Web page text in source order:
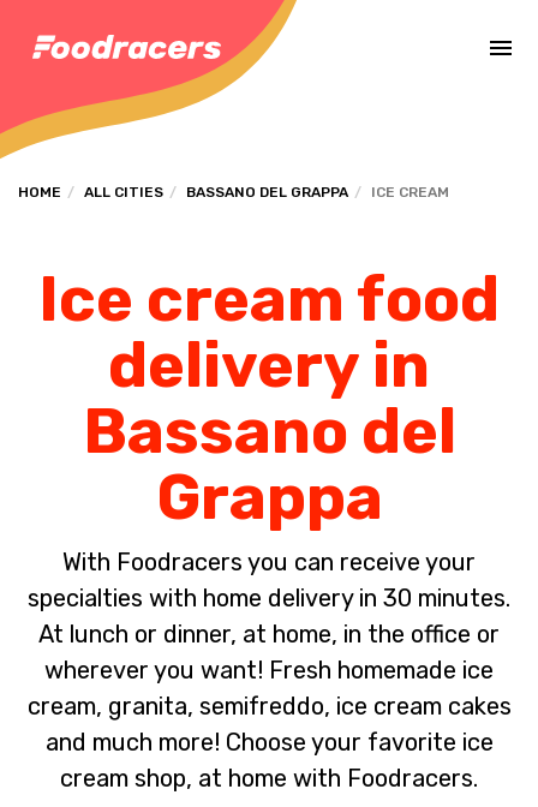
HOME ALL CITIES BASSANO DEL GRAPPA ICE CREAM
Ice cream food
delivery in
Bassano del
Grappa
With Foodracers you can receive your
specialties with home delivery in 30 minutes.
At lunch or dinner, at home, in the office or
wherever you want! Fresh homemade ice
cream, granita, semifreddo, ice cream cakes
and much more! Choose your favorite ice
cream shop, at home with Foodracers.